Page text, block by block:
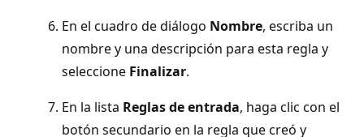
En el cuadro de diálogo Nombre, escriba un
nombre y una descripción para esta regla y
seleccione Finalizar.
En la lista Reglas de entrada, haga clic con el
botón secundario en la regla que creó y